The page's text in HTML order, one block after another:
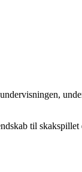
til skakspillet